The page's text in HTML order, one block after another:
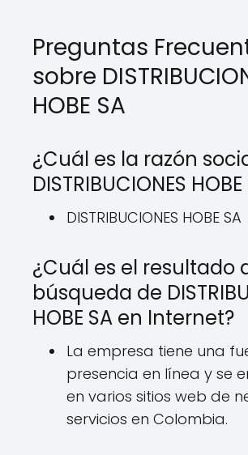
Preguntas
sobre
HOBE SA
¿Cuál es la razón
DISTRIBUCIONES HOBE
DISTRIBUCIONES HOBE SA
¿Cuál es el resultado
búsqueda de
HOBE SA en Internet?
La empresa tiene una
presencia en línea y se
en varios sitios web de
servicios en Colombia.